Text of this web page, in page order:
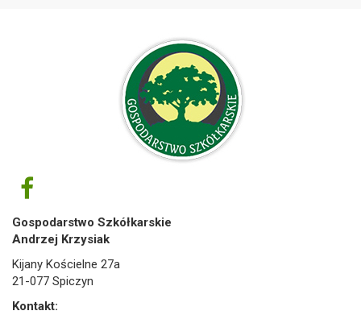
Gospodarstwo Szkółkarskie
Andrzej Krzysiak
Kijany Kościelne 27a
21-077 Spiczyn
Kontakt: